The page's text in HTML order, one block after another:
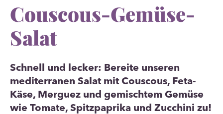
Couscous-Gemüse-
Salat
Schnell und lecker: Bereite unseren
mediterranen Salat mit Couscous, Feta-
Käse, Merguez und gemischtem Gemüse
wie Tomate, Spitzpaprika und Zucchini zu!